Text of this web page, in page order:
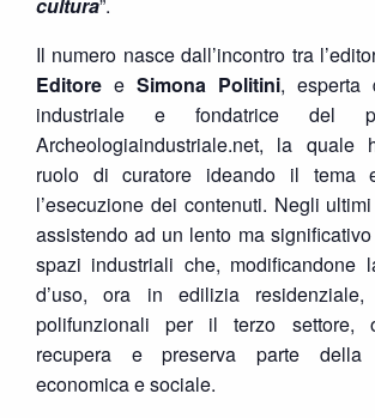
cultura”.
Il numero nasce dall’incontro tra
Editore e Simona Politini, esperta
industriale e fondatrice del
Archeologiaindustriale.net, la quale
ruolo di curatore ideando il tema
l’esecuzione dei contenuti. Negli
assistendo ad un lento ma
spazi industriali che, modificandone
d’uso, ora in edilizia
polifunzionali per il terzo settore,
recupera e preserva parte della
economica e sociale.